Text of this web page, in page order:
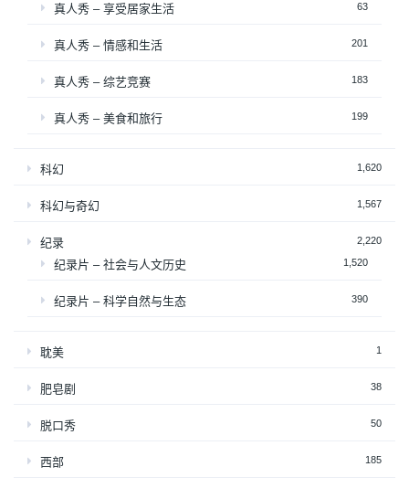
真人秀 – 享受居家生活 63
真人秀 – 情感和生活 201
真人秀 – 综艺竞赛 183
真人秀 – 美食和旅行 199
科幻 1,620
科幻与奇幻 1,567
纪录 2,220
纪录片 – 社会与人文历史 1,520
纪录片 – 科学自然与生态 390
耽美 1
肥皂剧 38
脱口秀 50
西部 185